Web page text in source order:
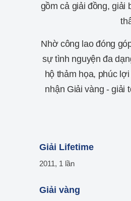
gồm cả giải đồng, giải
Nhờ công lao đóng
sự tình nguyện đa
hộ thảm họa, phúc
nhận Giải vàng - giải
Giải Lifetime
2011, 1 lần
Giải vàng